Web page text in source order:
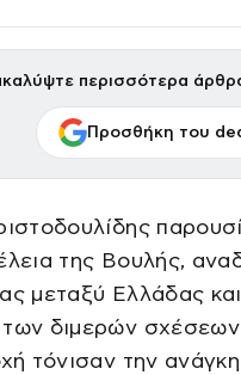
περισσότερα
Προσθήκη του
της Βουλής,
μεταξύ Ελλάδας
διμερών σχέσεων
τόνισαν την